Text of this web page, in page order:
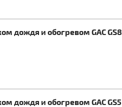
дождя и обогревом GAC GS8
дождя и обогревом GAC GS5